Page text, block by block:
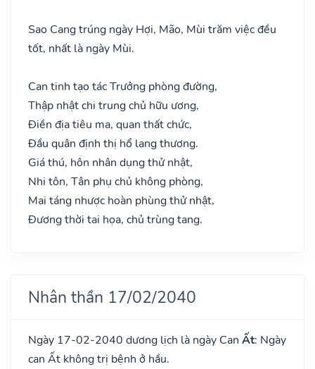
Sao Cang trúng ngày Hợi, Mão, Mùi trăm việc đều
tốt, nhất là ngày Mùi.
Can tinh tạo tác Trưởng phòng đường,
Thập nhật chi trung chủ hữu ương,
Điền địa tiêu ma, quan thất chức,
Đầu quân định thị hổ lang thương.
Giá thú, hôn nhân dụng thử nhật,
Nhi tôn, Tân phụ chủ không phòng,
Mai táng nhược hoàn phùng thử nhật,
Đương thời tai họa, chủ trùng tang.
Nhân thần 17/02/2040
Ngày 17-02-2040 dương lịch là ngày Can Ất: Ngày
can Ất không trị bệnh ở hầu.